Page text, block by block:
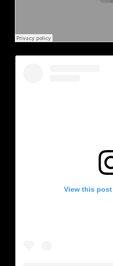
View this